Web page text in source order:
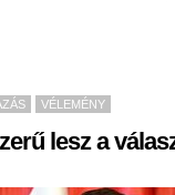
VÉLEMÉNY
lesz a